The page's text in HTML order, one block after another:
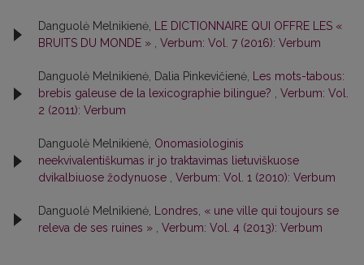
Danguolė Melnikienė,
LE DICTIONNAIRE QUI OFFRE LES «
BRUITS DU MONDE »
Verbum: Vol. 7 (2016): Verbum
Danguolė Melnikienė, Dalia Pinkevičienė,
Les mots-tabous:
brebis galeuse de la lexicographie bilingue?
Verbum: Vol.
2 (2011): Verbum
Danguolė Melnikienė, Onomasiologinis
neekvivalentiškumas ir jo traktavimas lietuviškuose
dvikalbiuose žodynuose
Verbum: Vol. 1 (2010): Verbum
Danguolė Melnikienė,
Londres, « une ville qui toujours se
releva de ses ruines »
Verbum: Vol. 4 (2013): Verbum